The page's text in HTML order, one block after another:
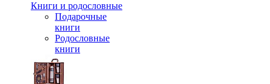
Книги и родословные
Подарочные
книги
Родословные
книги